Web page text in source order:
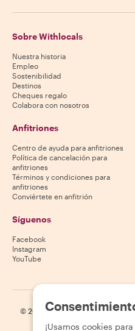
Sobre Withlocals
Nuestra historia
Empleo
Sostenibilidad
Destinos
Cheques regalo
Colabora con nosotros
Anfitriones
Centro de ayuda para anfitriones
Política de cancelación para
anfitriones
Términos y condiciones para
anfitriones
Conviértete en anfitrión
Síguenos
Facebook
Instagram
YouTube
© 2026 Withlocals.com | Política
¡Usamos cookies